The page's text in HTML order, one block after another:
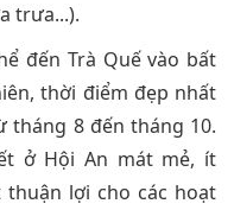
trưa...).
đến Trà Quế vào bất
thời điểm đẹp nhất
tháng 8 đến tháng 10.
ở Hội An mát mẻ, ít
lợi cho các hoạt